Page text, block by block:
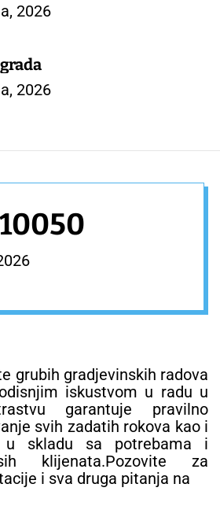
2026
2026
10050
grubih gradjevinskih radova
iskustvom u radu u
garantuje pravilno
svih zadatih rokova kao i
u skladu sa potrebama i
klijenata.Pozovite za
i sva druga pitanja na